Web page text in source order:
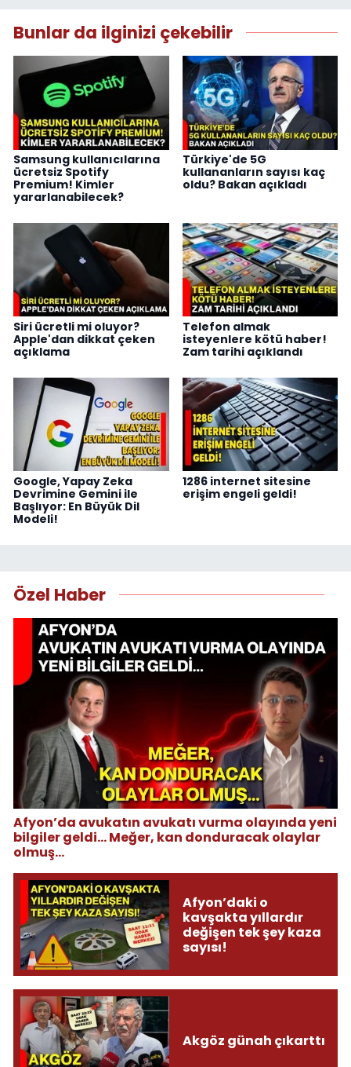
Bunlar da ilginizi çekebilir
Samsung kullanıcılarına
ücretsiz Spotify
Premium! Kimler
yararlanabilecek?
Türkiye'de 5G
kullananların sayısı kaç
oldu? Bakan açıkladı
Siri ücretli mi oluyor?
Apple'dan dikkat çeken
açıklama
Telefon almak
isteyenlere kötü haber!
Zam tarihi açıklandı
Google, Yapay Zeka
Devrimine Gemini ile
Başlıyor: En Büyük Dil
Modeli!
1286 internet sitesine
erişim engeli geldi!
Özel Haber
Afyon’da avukatın avukatı vurma olayında yeni
bilgiler geldi... Meğer, kan donduracak olaylar
olmuş...
Afyon’daki o
kavşakta yıllardır
değişen tek şey kaza
sayısı!
Akgöz günah çıkarttı